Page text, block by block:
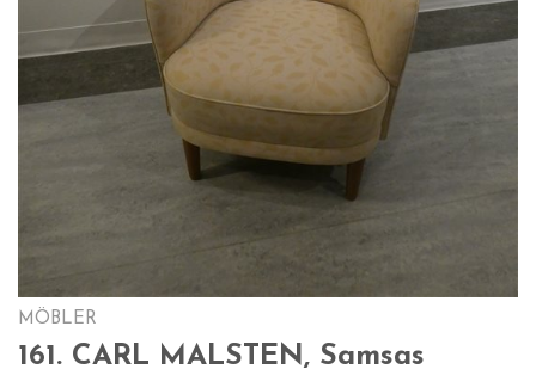
MÖBLER
161. CARL MALSTEN, Samsas